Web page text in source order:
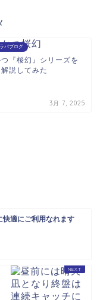
バブログ
『桜幻』シリーズを
説してみた
3月 7, 2025
快適にご利用なれます